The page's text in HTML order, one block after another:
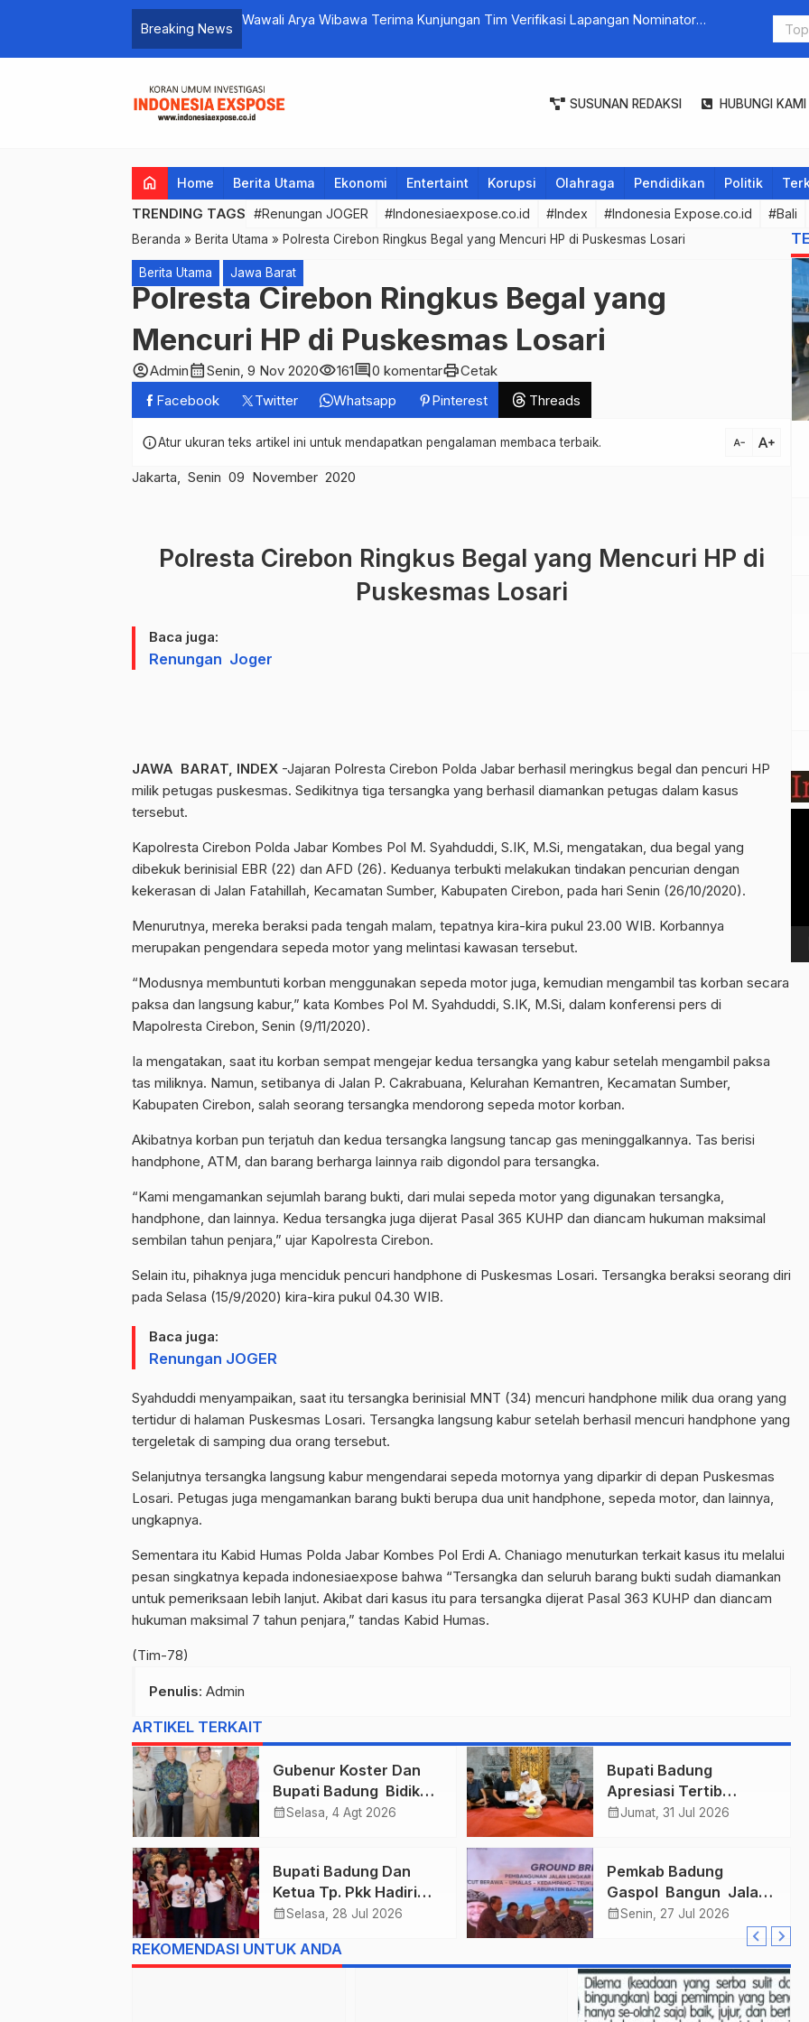
Breaking News
Wawali Arya Wibawa Terima Kunjungan Tim Verifikasi Lapangan Nominator
Bupati
pantau
SUSUNAN REDAKSI HUBUNGI KAMI
home Home Berita Utama Ekonomi Entertaint Korupsi Olahraga Pendidikan Politik
TRENDING TAGS #Renungan JOGER #Indonesiaexpose.co.id #Index #Indonesia Expose.co.id #Bali
Beranda » Berita Utama » Polresta Cirebon Ringkus Begal yang Mencuri HP di Puskesmas Losari
Berita Utama Jawa Barat
Polresta Cirebon Ringkus Begal yang
Mencuri HP di Puskesmas Losari
account_circleAdmincalendar_monthSenin, 9 Nov 2020visibility161comment0 komentarprintCetak
Facebook
Twitter Whatsapp Pinterest Threads
infoAtur ukuran teks artikel ini untuk mendapatkan pengalaman membaca terbaik. text_decrease text_increase
Jakarta, Senin 09 November 2020
Polresta Cirebon Ringkus Begal yang Mencuri HP di
Puskesmas Losari
Baca juga:
Renungan Joger
JAWA BARAT, INDEX -Jajaran Polresta Cirebon Polda Jabar berhasil meringkus begal dan pencuri HP
milik petugas puskesmas. Sedikitnya tiga tersangka yang berhasil diamankan petugas dalam kasus
tersebut.
Kapolresta Cirebon Polda Jabar Kombes Pol M. Syahduddi, S.IK, M.Si, mengatakan, dua begal yang
dibekuk berinisial EBR (22) dan AFD (26). Keduanya terbukti melakukan tindakan pencurian dengan
kekerasan di Jalan Fatahillah, Kecamatan Sumber, Kabupaten Cirebon, pada hari Senin (26/10/2020).
Menurutnya, mereka beraksi pada tengah malam, tepatnya kira-kira pukul 23.00 WIB. Korbannya
merupakan pengendara sepeda motor yang melintasi kawasan tersebut.
“Modusnya membuntuti korban menggunakan sepeda motor juga, kemudian mengambil tas korban secara
paksa dan langsung kabur,” kata Kombes Pol M. Syahduddi, S.IK, M.Si, dalam konferensi pers di
Mapolresta Cirebon, Senin (9/11/2020).
Ia mengatakan, saat itu korban sempat mengejar kedua tersangka yang kabur setelah mengambil paksa
tas miliknya. Namun, setibanya di Jalan P. Cakrabuana, Kelurahan Kemantren, Kecamatan Sumber,
Kabupaten Cirebon, salah seorang tersangka mendorong sepeda motor korban.
Akibatnya korban pun terjatuh dan kedua tersangka langsung tancap gas meninggalkannya. Tas berisi
handphone, ATM, dan barang berharga lainnya raib digondol para tersangka.
“Kami mengamankan sejumlah barang bukti, dari mulai sepeda motor yang digunakan tersangka,
handphone, dan lainnya. Kedua tersangka juga dijerat Pasal 365 KUHP dan diancam hukuman maksimal
sembilan tahun penjara,” ujar Kapolresta Cirebon.
Selain itu, pihaknya juga menciduk pencuri handphone di Puskesmas Losari. Tersangka beraksi seorang diri
pada Selasa (15/9/2020) kira-kira pukul 04.30 WIB.
Baca juga:
Renungan JOGER
Syahduddi menyampaikan, saat itu tersangka berinisial MNT (34) mencuri handphone milik dua orang yang
tertidur di halaman Puskesmas Losari. Tersangka langsung kabur setelah berhasil mencuri handphone yang
tergeletak di samping dua orang tersebut.
Selanjutnya tersangka langsung kabur mengendarai sepeda motornya yang diparkir di depan Puskesmas
Losari. Petugas juga mengamankan barang bukti berupa dua unit handphone, sepeda motor, dan lainnya,
ungkapnya.
Sementara itu Kabid Humas Polda Jabar Kombes Pol Erdi A. Chaniago menuturkan terkait kasus itu melalui
pesan singkatnya kepada indonesiaexpose bahwa “Tersangka dan seluruh barang bukti sudah diamankan
untuk pemeriksaan lebih lanjut. Akibat dari kasus itu para tersangka dijerat Pasal 363 KUHP dan diancam
hukuman maksimal 7 tahun penjara,” tandas Kabid Humas.
(Tim-78)
Penulis: Admin
ARTIKEL TERKAIT
Gubenur Koster Dan
Bupati Badung Bidik
Obligasi Daerah :
calendar_monthSelasa, 4 Agt 2026
Bupati Badung
Apresiasi Tertib
Adminduk dengan Rp10
calendar_monthJumat, 31 Jul 2026
Bupati Badung Dan
Ketua Tp. Pkk Hadiri
Puncak Perayaan Han
calendar_monthSelasa, 28 Jul 2026
Pemkab Badung
Gaspol Bangun Jalan
Strategis Rp. 2,9 T
calendar_monthSenin, 27 Jul 2026
REKOMENDASI UNTUK ANDA